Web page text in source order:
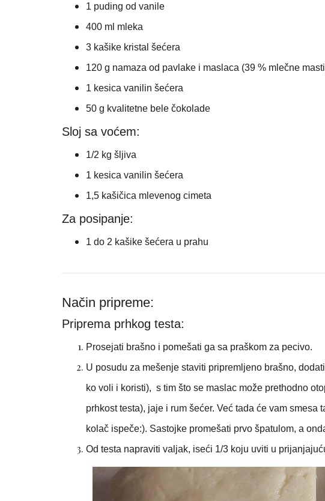
1 puding od vanile
400 ml mleka
3 kašike kristal šećera
120 g namaza od pavlake i maslaca (39 % mlečne
1 kesica vanilin šećera
50 g kvalitetne bele čokolade
Sloj sa voćem:
1/2 kg šljiva
1 kesica vanilin šećera
1,5 kašičica mlevenog cimeta
Za posipanje:
1 do 2 kašike šećera u prahu
Način pripreme:
Priprema prhkog testa:
Prosejati brašno i pomešati ga sa praškom za pecivo.
U posudu za mešenje staviti pripremljeno brašno,
ko voli i koristi), s tim što se maslac može prethodno
prhkost testa), jaje i rum šećer. Već tada će vam
kolač ispeče:). Sastojke promešati prvo špatulom, a
Od testa napraviti valjak, iseći 1/3 koju uviti u